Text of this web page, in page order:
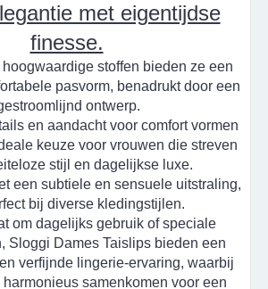
met eigentijdse
finesse.
stoffen bieden ze een
pasvorm, benadrukt door een
ontwerp.
en aandacht voor comfort vormen
keuze voor vrouwen die streven
stijl en dagelijkse luxe.
een subtiele en sensuele uitstraling,
bij diverse kledingstijlen.
om dagelijks gebruik of speciale
Sloggi Dames Taislips bieden een
verfijnde lingerie-ervaring, waarbij
samenkomen voor een